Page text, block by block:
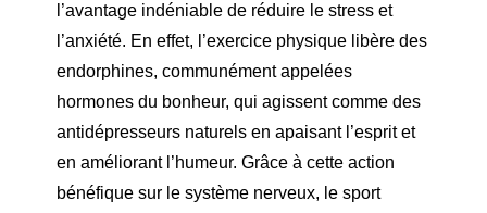
l’avantage indéniable de réduire le stress et
l’anxiété. En effet, l’exercice physique libère des
endorphines, communément appelées
hormones du bonheur, qui agissent comme des
antidépresseurs naturels en apaisant l’esprit et
en améliorant l’humeur. Grâce à cette action
bénéfique sur le système nerveux, le sport